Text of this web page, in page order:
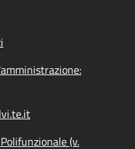
(v.